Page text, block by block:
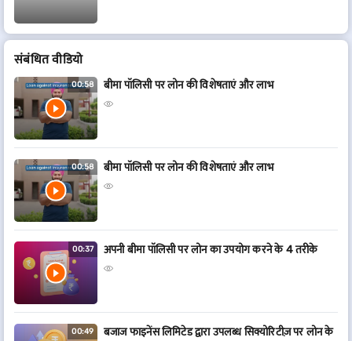
संबंधित वीडियो
00:58 बीमा पॉलिसी पर लोन की विशेषताएं और लाभ
00:58 बीमा पॉलिसी पर लोन की विशेषताएं और लाभ
00:37 अपनी बीमा पॉलिसी पर लोन का उपयोग करने के 4 तरीके
00:49
बजाज फाइनेंस लिमिटेड द्वारा उपलब्ध सिक्योरिटीज़ पर लोन के